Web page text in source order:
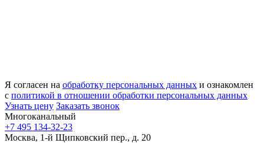
Я согласен на обработку персональных данных и ознакомлен
с политикой в отношении обработки персональных данных
Узнать цену Заказать звонок
Многоканальный
+7 495 134-32-23
Москва, 1-й Щипковский пер., д. 20